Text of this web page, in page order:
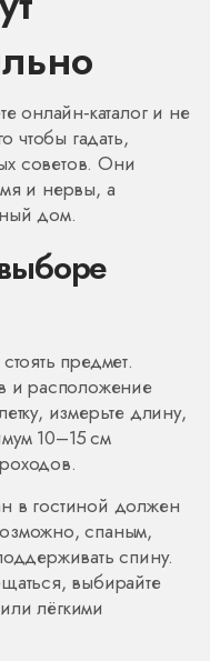
онлайн‑каталог и не
чтобы гадать,
советов. Они
и нервы, а
дом.
предмет.
и расположение
измерьте длину,
10–15 см
в гостиной должен
спаным,
спину.
выбирайте
лёгкими